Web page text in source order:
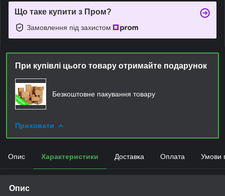
Що таке купити з Пром?
Замовлення під захистом
При купівлі цього товару отримайте подарунок
Безкоштовне пакування товару
Приховати
Опис Характеристики Доставка Оплата Умови
Опис